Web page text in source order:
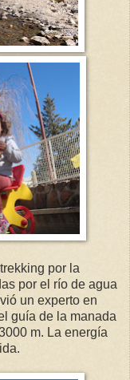
por la
por el río de agua
un experto en
guía de la manada
m. La energía